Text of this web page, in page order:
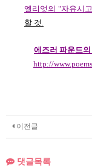
엘리엇의 "자유시
할 것.
에즈러 파운드
http://
이전글
댓글목록